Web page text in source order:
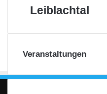
–
Für
Leiblachtal
Leiblachtal
Veranstaltungen